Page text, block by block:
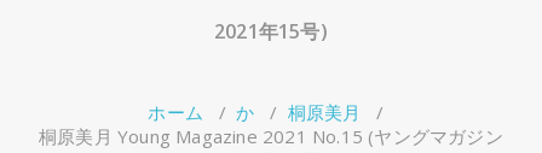
2021年15号)
ホーム /か / 桐原美月
/
桐原美月 Young Magazine 2021 No.15 (ヤングマガジン